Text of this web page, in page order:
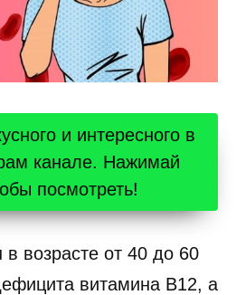
и интересного в
канале. Нажимай
посмотреть!
возрасте от 40 до 60
витамина B12, а